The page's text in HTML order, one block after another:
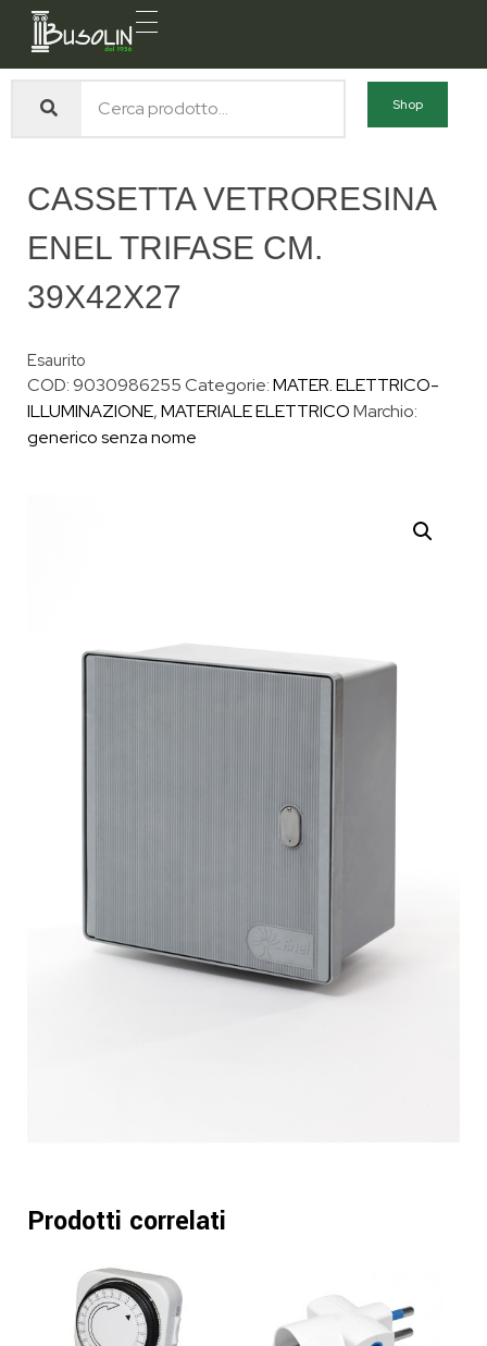
Busolin S.R.L.
Shop
CASSETTA VETRORESINA
ENEL TRIFASE CM.
39X42X27
Esaurito
COD:9030986255Categorie:MATER. ELETTRICO-
ILLUMINAZIONE,MATERIALE ELETTRICOMarchio:
generico senza nome
Prodotti correlati